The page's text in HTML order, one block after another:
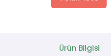
Ürün Bilgisi